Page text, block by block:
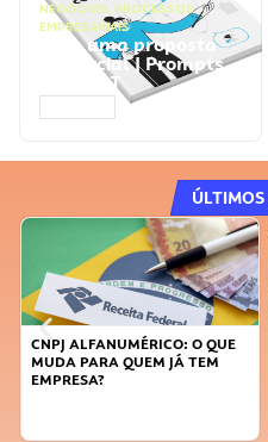
NEGÓCIOS, PROCESSOS
EMPRESARIAIS
Faça uma proposta
comercial | Prompts
ChatGPT
CNPJ ALFANUMÉRICO: O QUE
MUDA PARA QUEM JÁ TEM
EMPRESA?